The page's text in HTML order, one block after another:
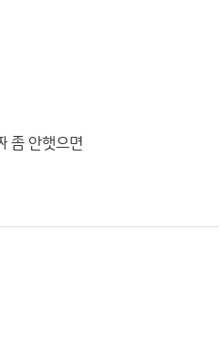
좀 안햇으면